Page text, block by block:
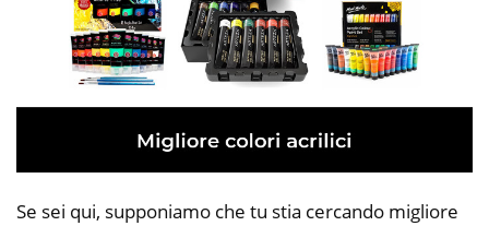
Se sei qui, supponiamo che tu stia cercando migliore